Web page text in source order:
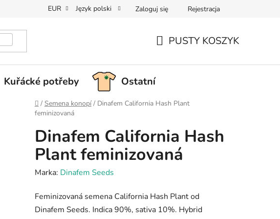
EUR Język polski Zaloguj się Rejestracja
PUSTY KOSZYK
Kuřácké potřeby Ostatní
Home
/ Semena konopí / Dinafem California Hash Plant
feminizovaná
Dinafem California Hash
Plant feminizovaná
Marka: Dinafem Seeds
Feminizovaná semena California Hash Plant od
Dinafem Seeds. Indica 90%, sativa 10%. Hybrid